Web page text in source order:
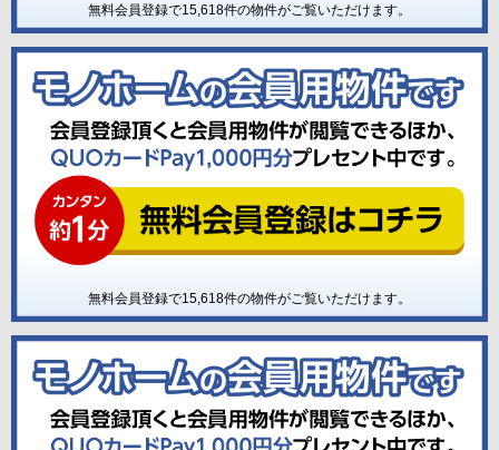
無料会員登録で15,618件の物件がご覧いただけます。
無料会員登録で15,618件の物件がご覧いただけます。